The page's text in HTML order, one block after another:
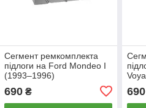
Сегмент ремкомплекта
підлоги на Ford Mondeo I
(1993–1996)
690₴ 690